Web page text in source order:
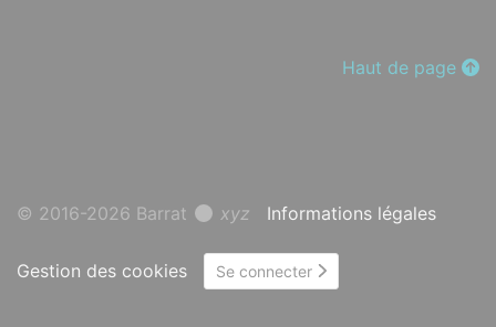
Haut de page
© 2016-2026 Barrat xyz Informations légales
Gestion des cookies Se connecter